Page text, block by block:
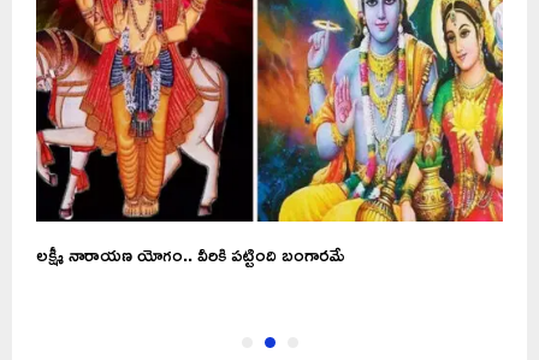
లక్ష్మీ నారాయణ యోగం.. వీరికి పట్టింది బంగారమే